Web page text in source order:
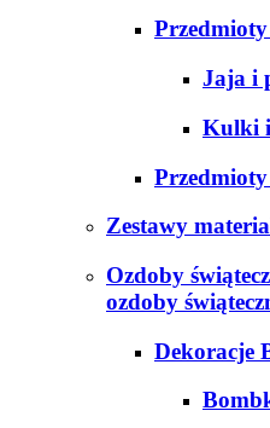
Jaja i
Kulki
Zestawy
Ozdoby
ozdoby
Dekoracje